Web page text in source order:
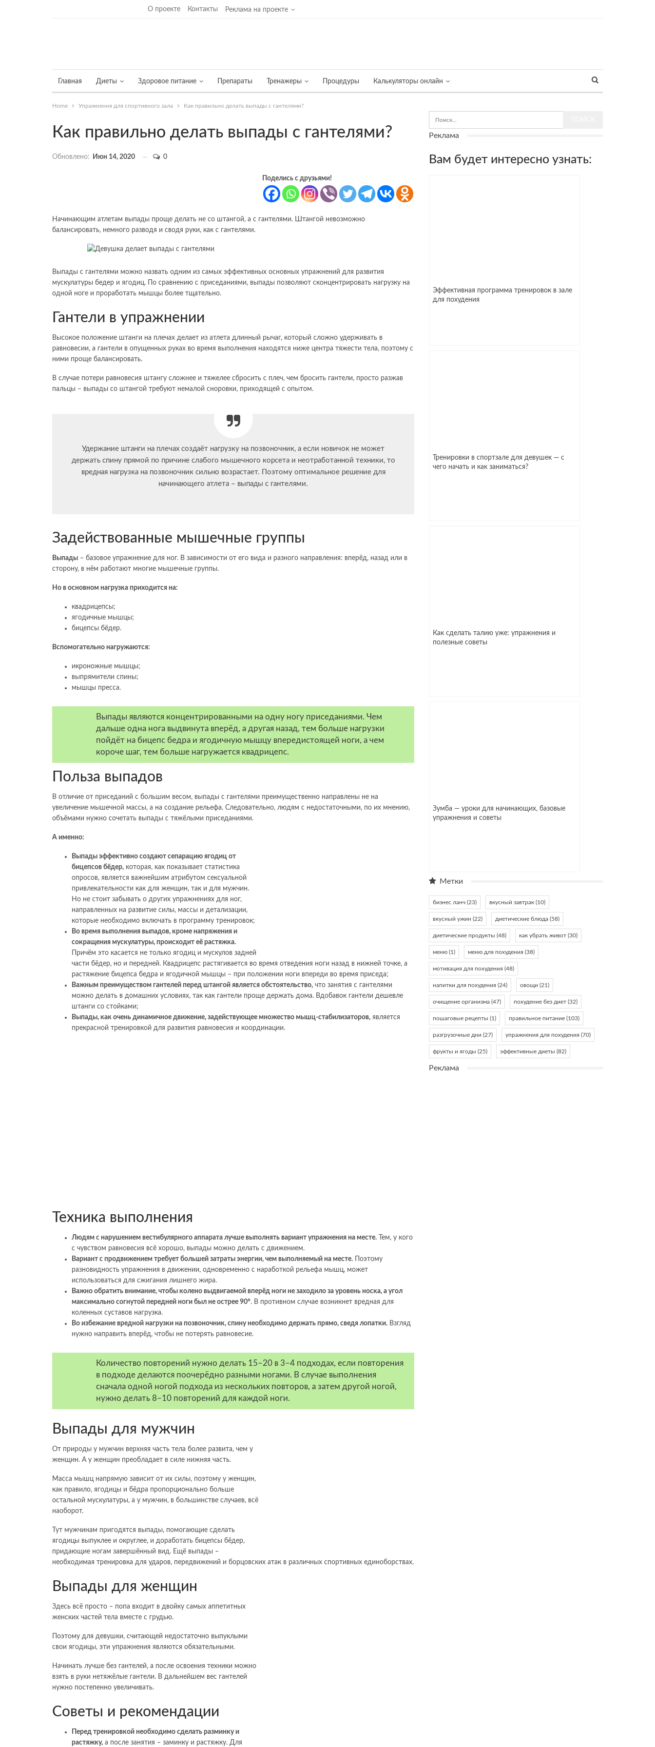
О проекте Контакты Реклама на проекте
Главная Диеты Здоровое питание Препараты Тренажеры Процедуры Калькуляторы онлайн
Home Упражнения для спортивного зала Как правильно делать выпады с гантелями?
Как правильно делать выпады с гантелями?
Обновлено: Июн 14, 2020 0
Поделись с друзьями!
Начинающим атлетам выпады проще делать не со штангой, а с гантелями. Штангой невозможно
балансировать, немного разводя и сводя руки, как с гантелями.
Выпады с гантелями можно назвать одним из самых эффективных основных упражнений для развития
мускулатуры бедер и ягодиц. По сравнению с приседаниями, выпады позволяют сконцентрировать нагрузку на
одной ноге и проработать мышцы более тщательно.
Гантели в упражнении
Высокое положение штанги на плечах делает из атлета длинный рычаг, который сложно удерживать в
равновесии, а гантели в опущенных руках во время выполнения находятся ниже центра тяжести тела, поэтому с
ними проще балансировать.
В случае потери равновесия штангу сложнее и тяжелее сбросить с плеч, чем бросить гантели, просто разжав
пальцы – выпады со штангой требуют немалой сноровки, приходящей с опытом.
Удержание штанги на плечах создаёт нагрузку на позвоночник, а если новичок не может
держать спину прямой по причине слабого мышечного корсета и неотработанной техники, то
вредная нагрузка на позвоночник сильно возрастает. Поэтому оптимальное решение для
начинающего атлета – выпады с гантелями.
Задействованные мышечные группы
Выпады – базовое упражнение для ног. В зависимости от его вида и разного направления: вперёд, назад или в
сторону, в нём работают многие мышечные группы.
Но в основном нагрузка приходится на:
квадрицепсы;
ягодичные мышцы;
бицепсы бёдер.
Вспомогательно нагружаются:
икроножные мышцы;
выпрямители спины;
мышцы пресса.
Выпады являются концентрированными на одну ногу приседаниями. Чем
дальше одна нога выдвинута вперёд, а другая назад, тем больше нагрузки
пойдёт на бицепс бедра и ягодичную мышцу впередистоящей ноги, а чем
короче шаг, тем больше нагружается квадрицепс.
Польза выпадов
В отличие от приседаний с большим весом, выпады с гантелями преимущественно направлены не на
увеличение мышечной массы, а на создание рельефа. Следовательно, людям с недостаточными, по их мнению,
объёмами нужно сочетать выпады с тяжёлыми приседаниями.
А именно:
Выпады эффективно создают сепарацию ягодиц от
бицепсов бёдер, которая, как показывает статистика
опросов, является важнейшим атрибутом сексуальной
привлекательности как для женщин, так и для мужчин.
Но не стоит забывать о других упражнениях для ног,
направленных на развитие силы, массы и детализации,
которые необходимо включать в программу тренировок;
Во время выполнения выпадов, кроме напряжения и
сокращения мускулатуры, происходит её растяжка.
Причём это касается не только ягодиц и мускулов задней
части бёдер, но и передней. Квадрицепс растягивается во время отведения ноги назад в нижней точке, а
растяжение бицепса бедра и ягодичной мышцы – при положении ноги впереди во время приседа;
Важным преимуществом гантелей перед штангой является обстоятельство, что занятия с гантелями
можно делать в домашних условиях, так как гантели проще держать дома. Вдобавок гантели дешевле
штанги со стойками;
Выпады, как очень динамичное движение, задействующее множество мышц-стабилизаторов, является
прекрасной тренировкой для развития равновесия и координации.
Техника выполнения
Людям с нарушением вестибулярного аппарата лучше выполнять вариант упражнения на месте. Тем, у кого
с чувством равновесия всё хорошо, выпады можно делать с движением.
Вариант с продвижением требует большей затраты энергии, чем выполняемый на месте. Поэтому
разновидность упражнения в движении, одновременно с наработкой рельефа мышц, может
использоваться для сжигания лишнего жира.
Важно обратить внимание, чтобы колено выдвигаемой вперёд ноги не заходило за уровень носка, а угол
максимально согнутой передней ноги был не острее 90°. В противном случае возникнет вредная для
коленных суставов нагрузка.
Во избежание вредной нагрузки на позвоночник, спину необходимо держать прямо, сведя лопатки. Взгляд
нужно направить вперёд, чтобы не потерять равновесие.
Количество повторений нужно делать 15–20 в 3–4 подходах, если повторения
в подходе делаются поочерёдно разными ногами. В случае выполнения
сначала одной ногой подхода из нескольких повторов, а затем другой ногой,
нужно делать 8–10 повторений для каждой ноги.
Выпады для мужчин
От природы у мужчин верхняя часть тела более развита, чем у
женщин. А у женщин преобладает в силе нижняя часть.
Масса мышц напрямую зависит от их силы, поэтому у женщин,
как правило, ягодицы и бёдра пропорционально больше
остальной мускулатуры, а у мужчин, в большинстве случаев, всё
наоборот.
Тут мужчинам пригодятся выпады, помогающие сделать
ягодицы выпуклее и округлее, и доработать бицепсы бёдер,
придающие ногам завершённый вид. Ещё выпады –
необходимая тренировка для ударов, передвижений и борцовских атак в различных спортивных единоборствах.
Выпады для женщин
Здесь всё просто – попа входит в двойку самых аппетитных
женских частей тела вместе с грудью.
Поэтому для девушки, считающей недостаточно выпуклыми
свои ягодицы, эти упражнения являются обязательными.
Начинать лучше без гантелей, а после освоения техники можно
взять в руки нетяжёлые гантели. В дальнейшем вес гантелей
нужно постепенно увеличивать.
Советы и рекомендации
Перед тренировкой необходимо сделать разминку и
растяжку, а после занятия – заминку и растяжку. Для
Реклама
Вам будет интересно узнать:
Эффективная программа тренировок в зале
для похудения
Тренировки в спортзале для девушек — с
чего начать и как заниматься?
Как сделать талию уже: упражнения и
полезные советы
Зумба — уроки для начинающих, базовые
упражнения и советы
Метки
бизнес ланч (23) вкусный завтрак (10)
вкусный ужин (22) диетические блюда (58)
диетические продукты (48) как убрать живот (30)
меню (1) меню для похудения (38)
мотивация для похудения (48)
напитки для похудения (24) овощи (21)
очищение организма (47) похудение без диет (32)
пошаговые рецепты (1) правильное питание (103)
разгрузочные дни (27) упражнения для похудения (70)
фрукты и ягоды (25) эффективные диеты (82)
Реклама